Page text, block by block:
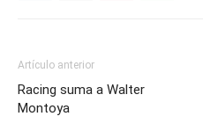
Artículo anterior
Racing suma a Walter
Montoya